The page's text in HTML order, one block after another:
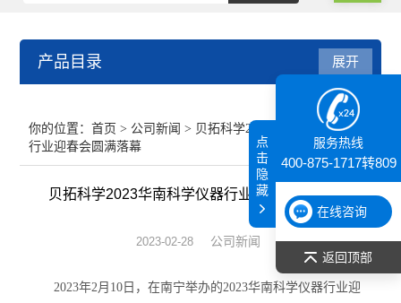
产品目录
纳米粒度仪
膜厚仪
光谱部件及外设
展开
你的位置：首页 > 公司新闻 > 贝拓科学2023华南科学仪器
行业迎春会圆满落幕
贝拓科学2023华南科学仪器行业迎春会圆满落幕
2023-02-28 公司新闻
2023年2月10日，在南宁举办的2023华南科学仪器行业迎
服务热线
400-875-1717转809
在线咨询
返回顶部
点
击
隐
藏